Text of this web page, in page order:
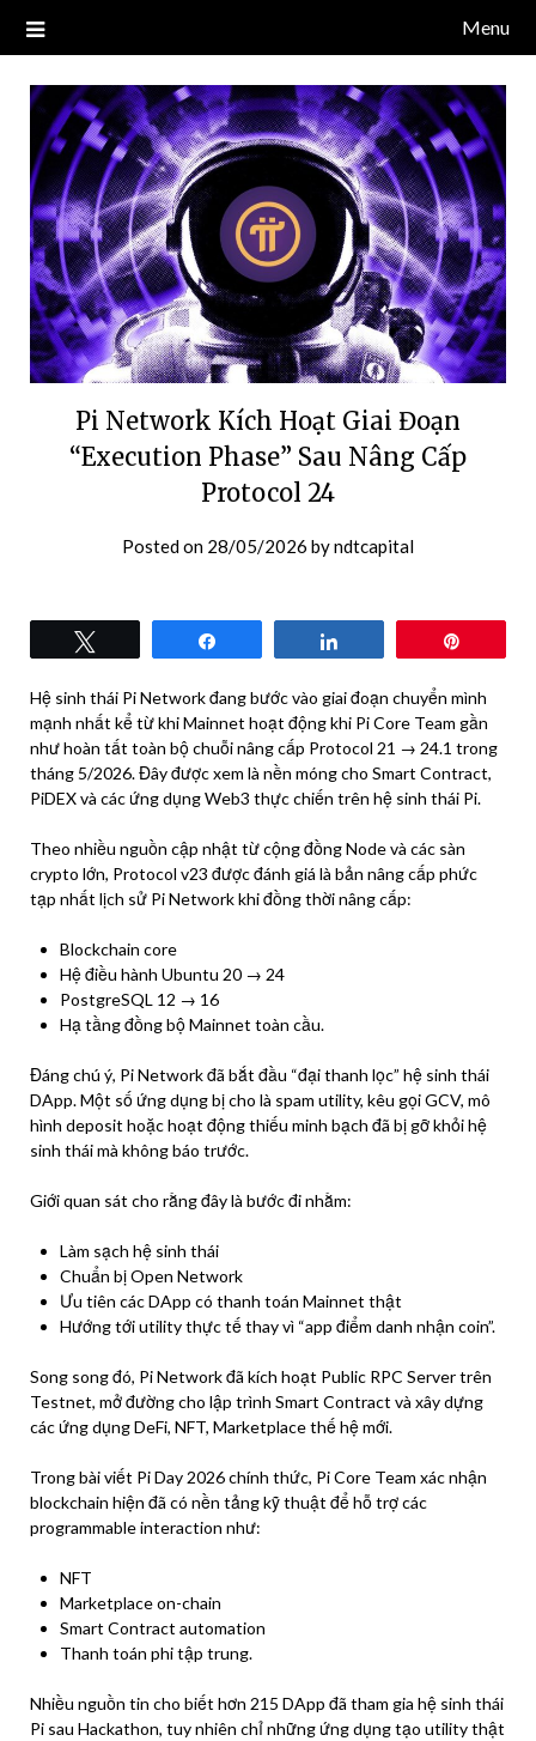
NDT CAPITAL | BLOG TIỀN
ĐIỆN TỬ CRYPTO
Blog về thị trường crypto, tiền điện tử, tiền mã hoá, công nghệ
blockchain.
Menu
Pi Network Kích Hoạt Giai Đoạn
“Execution Phase” Sau Nâng Cấp
Protocol 24
Posted on 28/05/2026 byndtcapital
Hệ sinh thái Pi Network đang bước vào giai đoạn chuyển mình
mạnh nhất kể từ khi Mainnet hoạt động khi Pi Core Team gần
như hoàn tất toàn bộ chuỗi nâng cấp Protocol 21 → 24.1 trong
tháng 5/2026. Đây được xem là nền móng cho Smart Contract,
PiDEX và các ứng dụng Web3 thực chiến trên hệ sinh thái Pi.
Theo nhiều nguồn cập nhật từ cộng đồng Node và các sàn
crypto lớn, Protocol v23 được đánh giá là bản nâng cấp phức
tạp nhất lịch sử Pi Network khi đồng thời nâng cấp:
Blockchain core
Hệ điều hành Ubuntu 20 → 24
PostgreSQL 12 → 16
Hạ tầng đồng bộ Mainnet toàn cầu.
Đáng chú ý, Pi Network đã bắt đầu “đại thanh lọc” hệ sinh thái
DApp. Một số ứng dụng bị cho là spam utility, kêu gọi GCV, mô
hình deposit hoặc hoạt động thiếu minh bạch đã bị gỡ khỏi hệ
sinh thái mà không báo trước.
Giới quan sát cho rằng đây là bước đi nhằm:
Làm sạch hệ sinh thái
Chuẩn bị Open Network
Ưu tiên các DApp có thanh toán Mainnet thật
Hướng tới utility thực tế thay vì “app điểm danh nhận coin”.
Song song đó, Pi Network đã kích hoạt Public RPC Server trên
Testnet, mở đường cho lập trình Smart Contract và xây dựng
các ứng dụng DeFi, NFT, Marketplace thế hệ mới.
Trong bài viết Pi Day 2026 chính thức, Pi Core Team xác nhận
blockchain hiện đã có nền tảng kỹ thuật để hỗ trợ các
programmable interaction như:
NFT
Marketplace on-chain
Smart Contract automation
Thanh toán phi tập trung.
Nhiều nguồn tin cho biết hơn 215 DApp đã tham gia hệ sinh thái
Pi sau Hackathon, tuy nhiên chỉ những ứng dụng tạo utility thật